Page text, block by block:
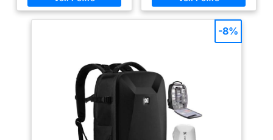
trépied au fond du sac.
accessoires, iPad ou autres
tablettes. Les poches latérales
en mesh extensible accueillent
une bouteille ou un parapluie.
【Sac à Dos Photo Léger et
Compact】Dimensions : 41 x
31,5 x 16,5 cm pour seulement
1kg. Son poids léger en fait un
compagnon idéal pour explorer
connus pour leur durabilité :
résistant de polyester/nylon noir
60D, offrant une protection
durable contre l'usure tout en
La construction imperméable
protège votre équipement
précieux de la pluie, assurant
des performances fiables
même par mauvais temps.
STOCKAGE ORGANISÉ : Doté
d'une poche dédiée pour les
accessoires, permettant de
-8%